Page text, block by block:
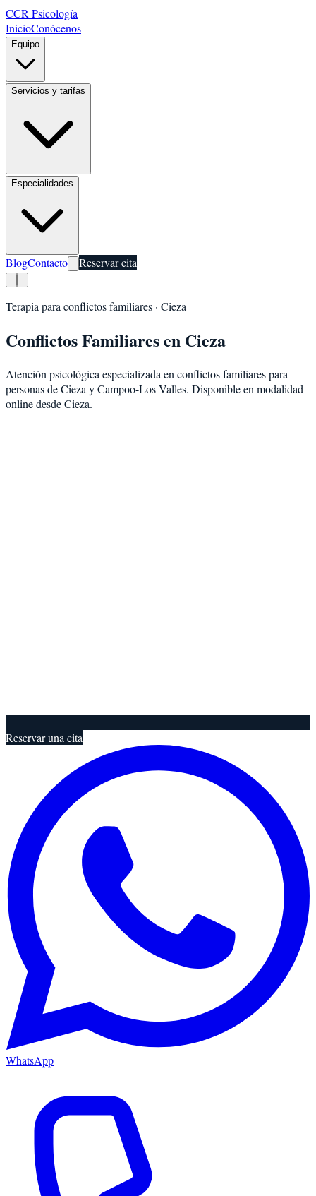
CCR Psicología
InicioConócenos
Equipo
Servicios y tarifas
Especialidades
BlogContacto Reservar cita
Terapia para conflictos familiares · Cieza
Conflictos Familiaresen Cieza
Atención psicológica especializada en conflictos familiarespara
personas deCieza yCampoo-Los Valles. Disponible en modalidad
online desde Cieza.
Reservar una cita
WhatsApp